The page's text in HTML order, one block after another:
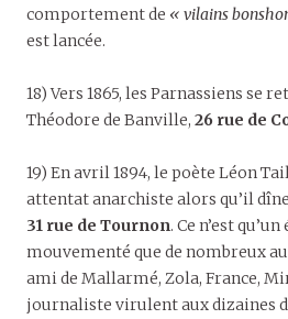
comportement de « vilains
est lancée.
18) Vers 1865, les Parnassiens se
Théodore de Banville, 26 rue de
19) En avril 1894, le poète Léon
attentat anarchiste alors qu’il
31 rue de Tournon. Ce n’est
mouvementé que de nombreux
ami de Mallarmé, Zola, France,
journaliste virulent aux dizaines